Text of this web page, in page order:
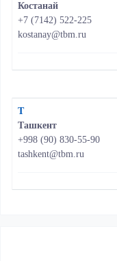
Костанай
+7 (7142) 522-225
kostanay@tbm.ru
Т
Ташкент
+998 (90) 830-55-90
tashkent@tbm.ru